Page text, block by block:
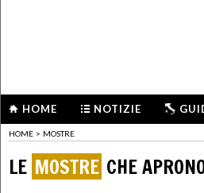
HOME NOTIZIE
HOME > MOSTRE
LE MOSTRE CHE